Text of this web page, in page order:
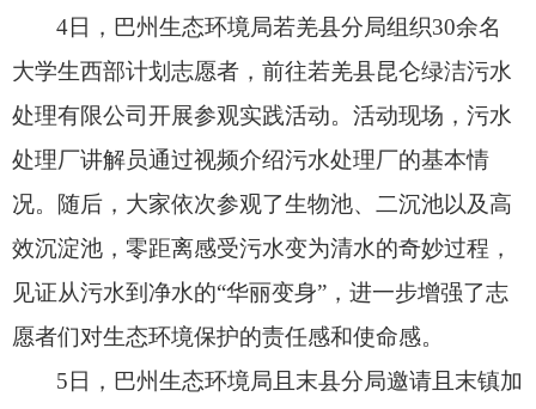
4日， 巴州生态环境局若羌县分局组织30余名
大学生西部计划志愿者， 前往若羌县昆仑绿洁污水
处理有限公司开展参观实践活动。 活动现场， 污水
处理厂讲解员通过视频介绍污水处理厂的基本情
况。 随后， 大家依次参观了生物池、 二沉池以及高
效沉淀池， 零距离感受污水变为清水的奇妙过程，
见证从污水到净水的“华丽变身”， 进一步增强了志
愿者们对生态环境保护的责任感和使命感。
5日， 巴州生态环境局且末县分局邀请且末镇加